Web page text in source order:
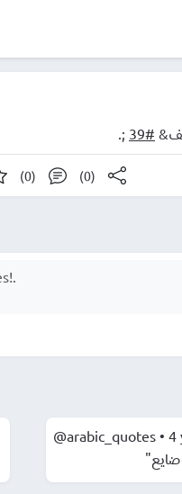
#39
;.
(0) (0)
@arabic_quotes • 4